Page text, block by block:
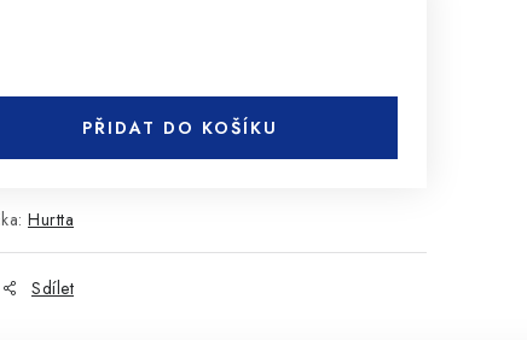
PŘIDAT DO KOŠÍKU
Hurtta
Sdílet